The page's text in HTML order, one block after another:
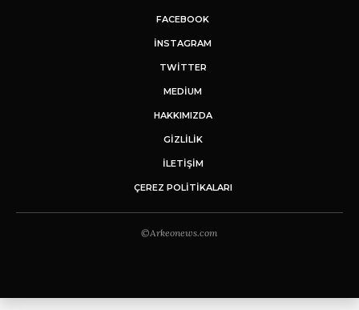
FACEBOOK
INSTAGRAM
TWITTER
MEDIUM
HAKKIMIZDA
GİZLİLİK
İLETIŞIM
ÇEREZ POLITIKALARI
©Arkeonews.com